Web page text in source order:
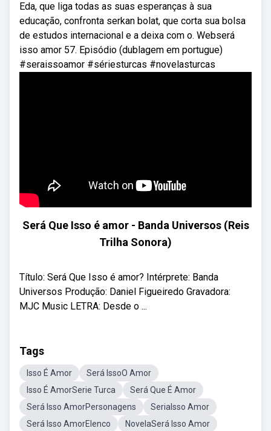
Eda, que liga todas as suas esperanças à sua
educação, confronta serkan bolat, que corta sua bolsa
de estudos internacional e a deixa com o. Webserá
isso amor 57. Episódio (dublagem em portugue)
#seraissoamor #sériesturcas #novelasturcas
Será Que Isso é amor - Banda Universos (Reis
Trilha Sonora)
Título: Será Que Isso é amor? Intérprete: Banda
Universos Produção: Daniel Figueiredo Gravadora:
MJC Music LETRA: Desde o ...
Tags
Isso É Amor
Será IssoO Amor
Isso É AmorSerie Turca
Será Que É Amor
Será Isso AmorPersonagens
SeriaIsso Amor
Será Isso AmorElenco
NovelaSerá Isso Amor